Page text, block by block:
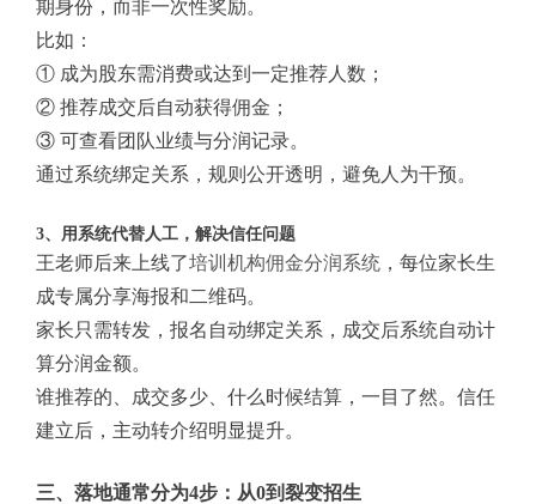
期身份，而非一次性奖励。
比如：
① 成为股东需消费或达到一定推荐人数；
② 推荐成交后自动获得佣金；
③ 可查看团队业绩与分润记录。
通过系统绑定关系，规则公开透明，避免人为干预。
3、用系统代替人工，解决信任问题
王老师后来上线了培训机构佣金分润系统 ，每位家长生
成专属分享海报和二维码。
家长只需转发，报名自动绑定关系，成交后系统自动计
算分润金额。
谁推荐的、成交多少、什么时候结算，一目了然。信任
建立后，主动转介绍明显提升。
三、落地通常分为4步：从0到裂变招生